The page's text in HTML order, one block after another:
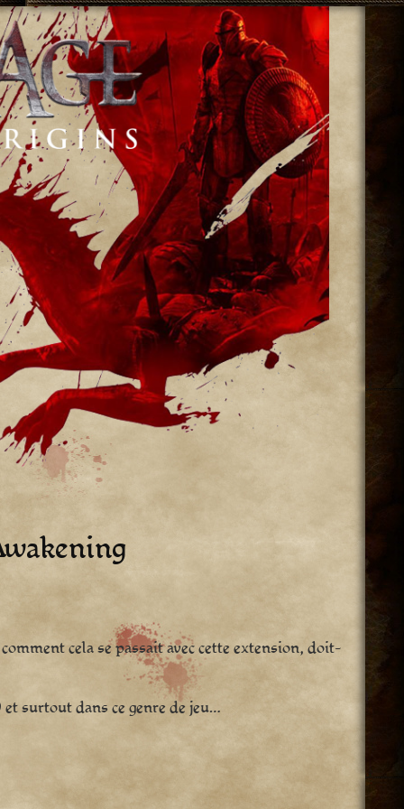
cela se passait avec cette extension, doit-
et surtout dans ce genre de jeu…